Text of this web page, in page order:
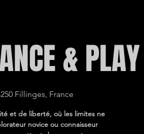
& PLAY
Fillinges, France
et de liberté, où les limites ne
novice ou connaisseur